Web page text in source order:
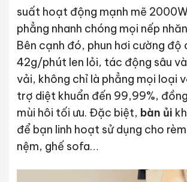
suất hoạt động mạnh mẽ
phẳng nhanh chóng mọi nếp
Bên cạnh đó, phun hơi cường độ
42g/phút len lỏi, tác động sâu
vải, không chỉ là phẳng mọi loại
trợ diệt khuẩn đến 99,99%,
mùi hôi tối ưu. Đặc biệt, bàn ủi
để bạn linh hoạt sử dụng cho
nệm, ghế sofa…